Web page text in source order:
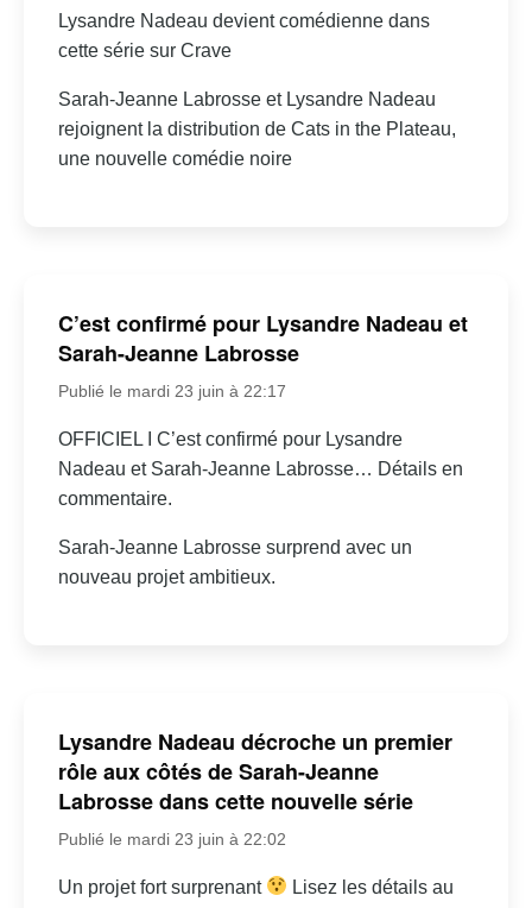
Lysandre Nadeau devient comédienne dans
cette série sur Crave
Sarah-Jeanne Labrosse et Lysandre Nadeau
rejoignent la distribution de Cats in the Plateau,
une nouvelle comédie noire
C’est confirmé pour Lysandre Nadeau et
Sarah-Jeanne Labrosse
Publié le mardi 23 juin à 22:17
OFFICIEL I C’est confirmé pour Lysandre
Nadeau et Sarah-Jeanne Labrosse… Détails en
commentaire.
Sarah-Jeanne Labrosse surprend avec un
nouveau projet ambitieux.
Lysandre Nadeau décroche un premier
rôle aux côtés de Sarah-Jeanne
Labrosse dans cette nouvelle série
Publié le mardi 23 juin à 22:02
Un projet fort surprenant
Lisez les détails au